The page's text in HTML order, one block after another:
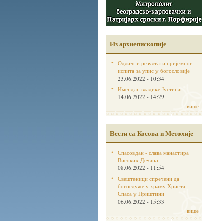
Из архиепископије
Одлични резултати пријемног
испита за упис у богословије
23.06.2022 - 10:34
Имендан владике Јустина
14.06.2022 - 14:29
више
Вести са Косова и Метохије
Спасовдан - слава манастира
Високих Дечана
08.06.2022 - 11:54
Свештеници спречени да
богослуже у храму Христа
Спаса у Приштини
06.06.2022 - 15:33
више